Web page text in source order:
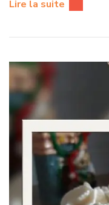
Lire la suite